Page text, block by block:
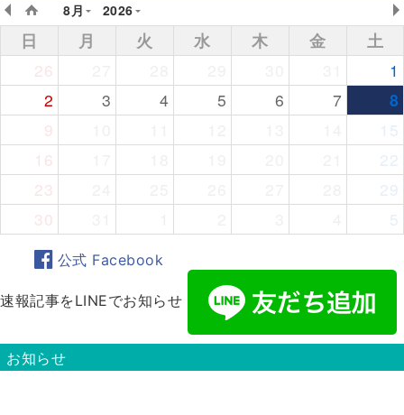
8月
2026
日 月 火 水 木 金
土
26
1
2
3 4 5 6 7
8
9
15
16
22
23
29
30
5
公式 Facebook
速報記事をLINEでお知らせ
お知らせ